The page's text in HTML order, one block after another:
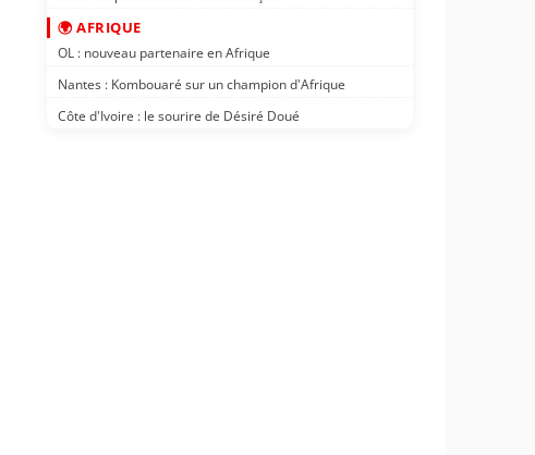
🌍 AFRIQUE
OL : nouveau partenaire en Afrique
Nantes : Kombouaré sur un champion d'Afrique
Côte d'Ivoire : le sourire de Désiré Doué